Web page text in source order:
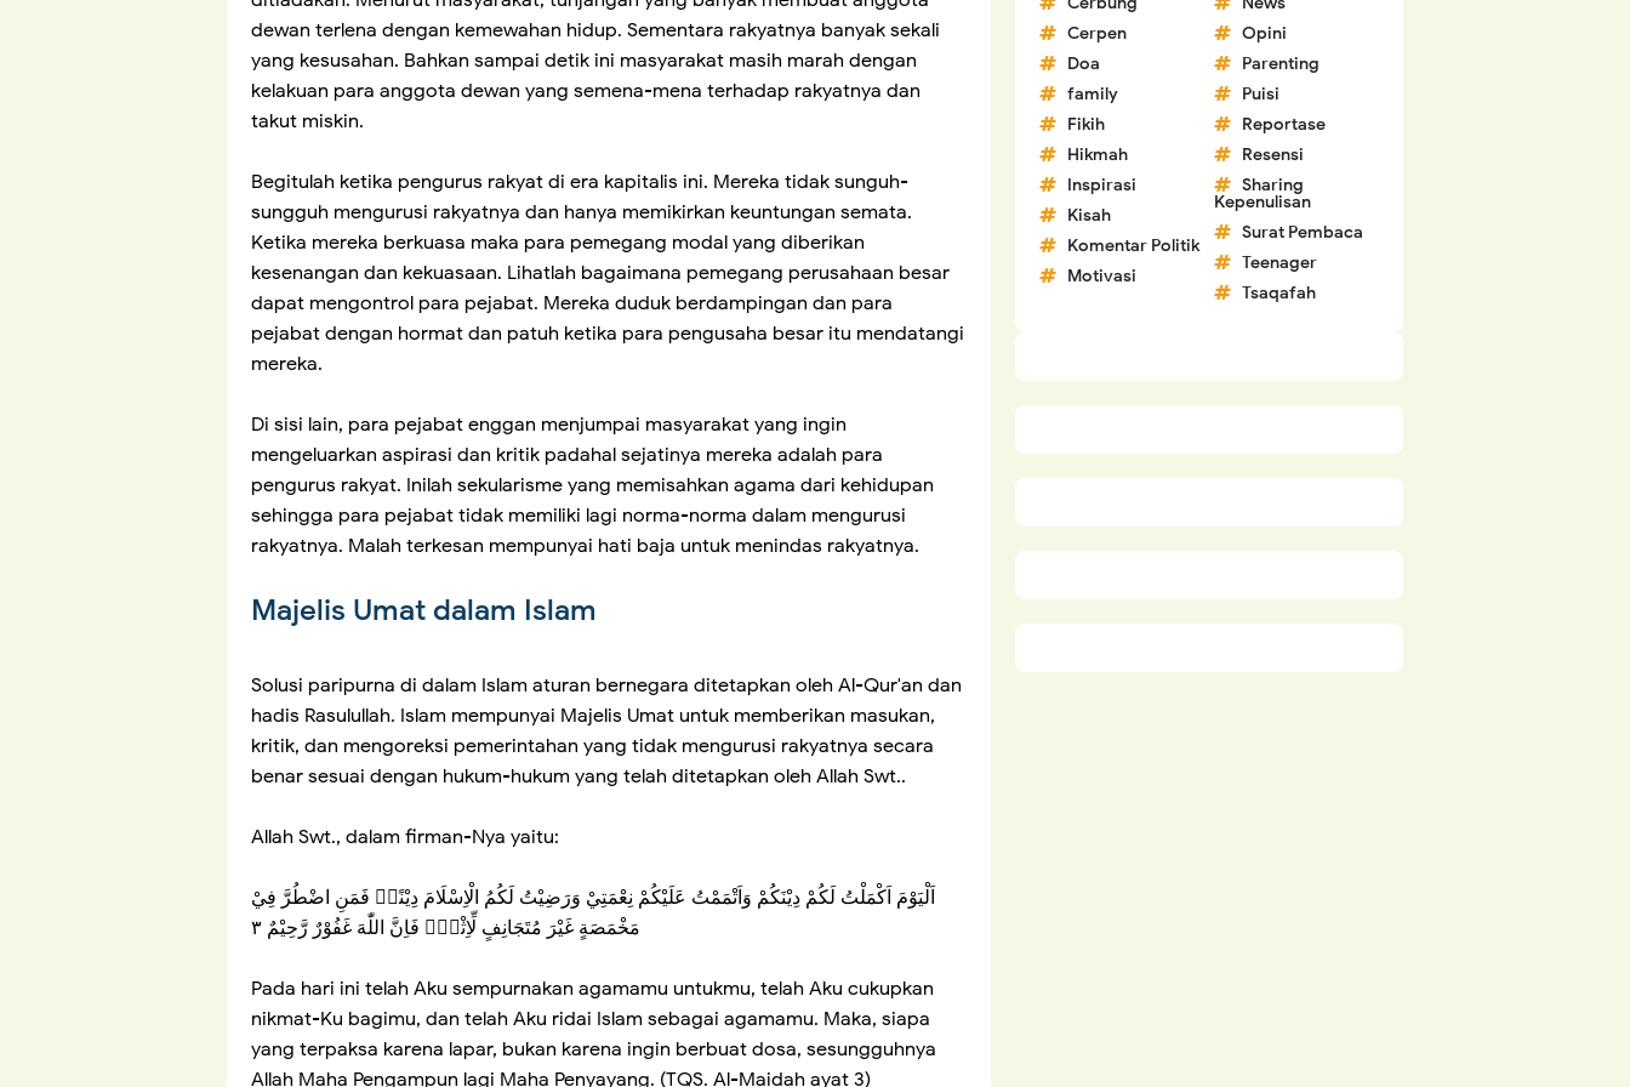
dewan terlena dengan kemewahan hidup. Sementara rakyatnya banyak sekali
yang kesusahan. Bahkan sampai detik ini masyarakat masih marah dengan
kelakuan para anggota dewan yang semena-mena terhadap rakyatnya dan
takut miskin.
Begitulah ketika pengurus rakyat di era kapitalis ini. Mereka tidak sunguh-
sungguh mengurusi rakyatnya dan hanya memikirkan keuntungan semata.
Ketika mereka berkuasa maka para pemegang modal yang diberikan
kesenangan dan kekuasaan. Lihatlah bagaimana pemegang perusahaan besar
dapat mengontrol para pejabat. Mereka duduk berdampingan dan para
pejabat dengan hormat dan patuh ketika para pengusaha besar itu mendatangi
mereka.
Di sisi lain, para pejabat enggan menjumpai masyarakat yang ingin
mengeluarkan aspirasi dan kritik padahal sejatinya mereka adalah para
pengurus rakyat. Inilah sekularisme yang memisahkan agama dari kehidupan
sehingga para pejabat tidak memiliki lagi norma-norma dalam mengurusi
rakyatnya. Malah terkesan mempunyai hati baja untuk menindas rakyatnya.
Majelis Umat dalam Islam
Solusi paripurna di dalam Islam aturan bernegara ditetapkan oleh Al-Qur'an dan
hadis Rasulullah. Islam mempunyai Majelis Umat untuk memberikan masukan,
kritik, dan mengoreksi pemerintahan yang tidak mengurusi rakyatnya secara
benar sesuai dengan hukum-hukum yang telah ditetapkan oleh Allah Swt..
Allah Swt., dalam firman-Nya yaitu:
اَلْيَوْمَ اَكْمَلْتُ لَكُمْ دِيْنَكُمْ وَاَتْمَمْتُ عَلَيْكُمْ نِعْمَتِيْ وَرَضِيْتُ لَكُمُ الْاِسْلَامَ دِيْنًاۗ فَمَنِ اضْطُرَّ فِيْ
مَخْمَصَةٍ غَيْرَ مُتَجَانِفٍ لِّاِثْمٍۙ فَاِنَّ اللّٰهَ غَفُوْرٌ رَّحِيْمٌ ٣
Pada hari ini telah Aku sempurnakan agamamu untukmu, telah Aku cukupkan
nikmat-Ku bagimu, dan telah Aku ridai Islam sebagai agamamu. Maka, siapa
yang terpaksa karena lapar, bukan karena ingin berbuat dosa, sesungguhnya
Allah Maha Pengampun lagi Maha Penyayang. (TQS. Al-Maidah ayat 3)
Cerpen
Doa
family
Fikih
Hikmah
Inspirasi
Kisah
Komentar Politik
Motivasi
Opini
Parenting
Puisi
Reportase
Resensi
Sharing
Kepenulisan
Surat Pembaca
Teenager
Tsaqafah